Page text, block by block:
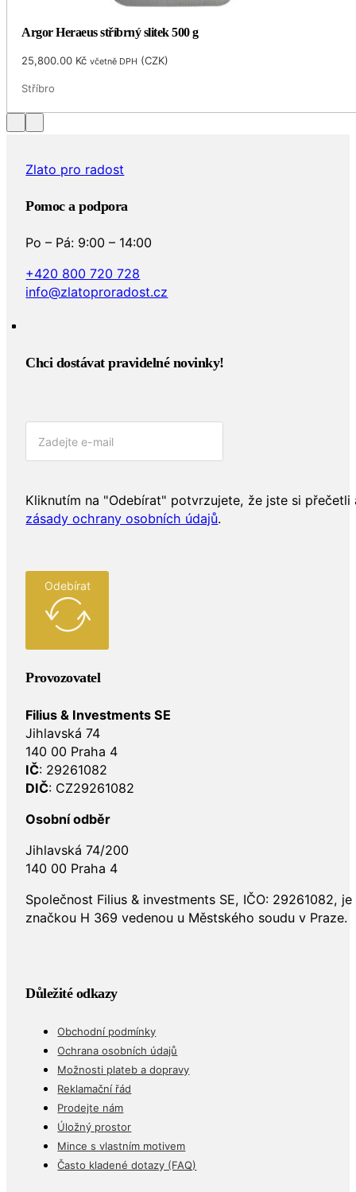
Argor Heraeus stříbrný slitek 500 g
25,800.00 Kč včetně DPH (CZK)
Stříbro
Zlato pro radost
Pomoc a podpora
Po – Pá: 9:00 – 14:00
+420 800 720 728
info@zlatoproradost.cz
Chci dostávat pravidelné novinky!​
Kliknutím na "Odebírat" potvrzujete, že jste si přečetli
zásady ochrany osobních údajů.
Odebírat
Provozovatel
Filius & Investments SE
Jihlavská 74
140 00 Praha 4
IČ: 29261082
DIČ: CZ29261082
Osobní odběr
Jihlavská 74/200
140 00 Praha 4
Společnost Filius & investments SE, IČO: 29261082,
značkou H 369 vedenou u Městského soudu v Praze.
Důležité odkazy
Obchodní podmínky
Ochrana osobních údajů
Možnosti plateb a dopravy
Reklamační řád
Prodejte nám
Úložný prostor
Mince s vlastním motivem
Často kladené dotazy (FAQ)